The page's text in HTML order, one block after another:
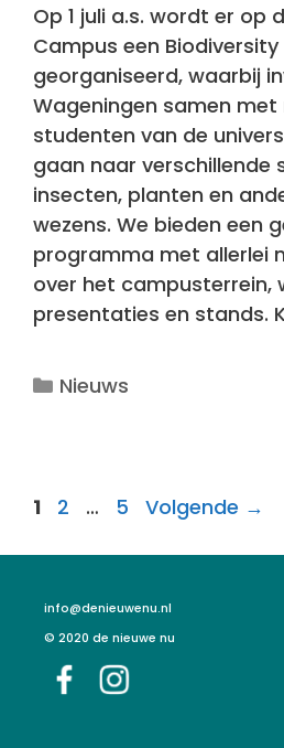
Op 1 juli a.s. wordt er op
Campus een
georganiseerd, waarbij
Wageningen samen
studenten van de
gaan naar verschillende
insecten, planten en
wezens. We bieden een
programma met allerlei
over het campusterrein,
presentaties en stands.
Categorieën
Nieuws
Pagina
1 Pagina
2 … Pagina
5 Volgende →
info@denieuwenu.nl
© 2020 de nieuwe nu